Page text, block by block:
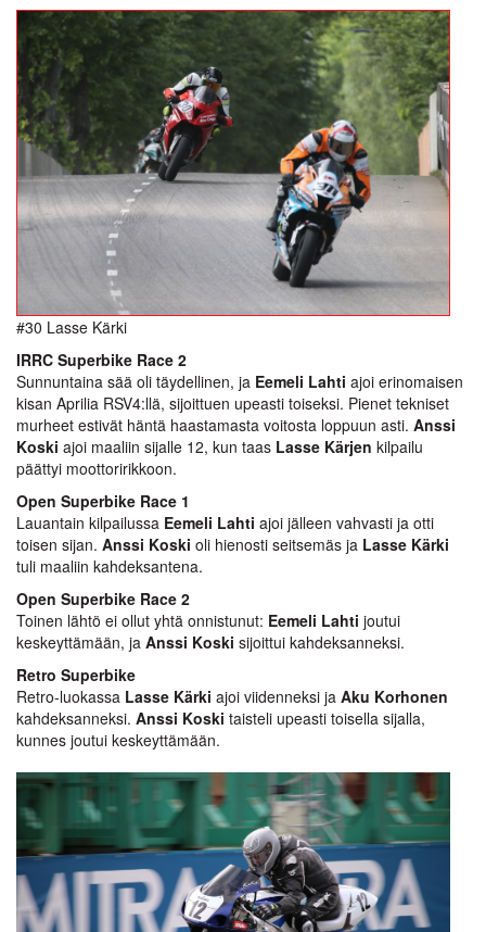
#30 Lasse Kärki
IRRC Superbike Race 2
Sunnuntaina sää oli täydellinen, ja Eemeli Lahti ajoi erinomaisen
kisan Aprilia RSV4:llä, sijoittuen upeasti toiseksi. Pienet tekniset
murheet estivät häntä haastamasta voitosta loppuun asti. Anssi
Koski ajoi maaliin sijalle 12, kun taas Lasse Kärjen kilpailu
päättyi moottoririkkoon.
Open Superbike Race 1
Lauantain kilpailussa Eemeli Lahti ajoi jälleen vahvasti ja otti
toisen sijan. Anssi Koski oli hienosti seitsemäs ja Lasse Kärki
tuli maaliin kahdeksantena.
Open Superbike Race 2
Toinen lähtö ei ollut yhtä onnistunut: Eemeli Lahti joutui
keskeyttämään, ja Anssi Koski sijoittui kahdeksanneksi.
Retro Superbike
Retro-luokassa Lasse Kärki ajoi viidenneksi ja Aku Korhonen
kahdeksanneksi. Anssi Koski taisteli upeasti toisella sijalla,
kunnes joutui keskeyttämään.